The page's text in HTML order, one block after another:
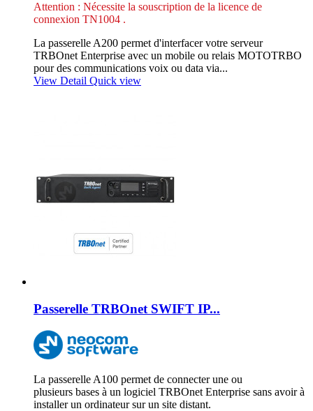
Attention : Nécessite la souscription de la licence de
connexion TN1004 .
La passerelle A200 permet d'interfacer votre serveur
TRBOnet Enterprise avec un mobile ou relais MOTOTRBO
pour des communications voix ou data via...
View Detail Quick view
Passerelle TRBOnet SWIFT IP...
La passerelle A100 permet de connecter une ou
plusieurs bases à un logiciel TRBOnet Enterprise sans avoir à
installer un ordinateur sur un site distant.